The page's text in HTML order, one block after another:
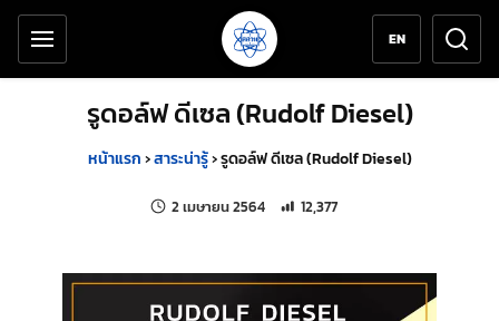
ข้ามไปยังเนื้อหาหลัก
เครื่องมือช่วยเหลือ
EN
รูดอล์ฟ ดีเซล (Rudolf Diesel)
หน้าแรก›สาระน่ารู้›รูดอล์ฟ ดีเซล (Rudolf Diesel)
2 เมษายน 2564 แก้ไขล่าสุดเมื่อ:
จำนวนการเข้าชม 12,377 ครั้ง
12,377